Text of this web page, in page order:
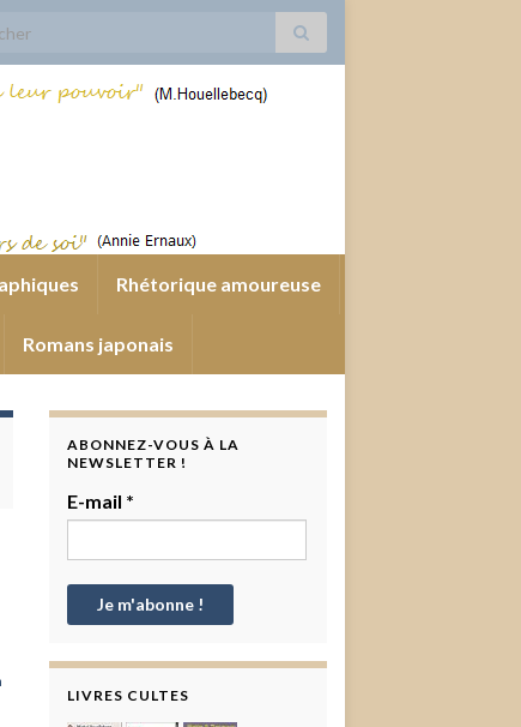
Rhétorique amoureuse
Romans japonais
ABONNEZ-VOUS À LA
NEWSLETTER !
E-mail *
LIVRES CULTES